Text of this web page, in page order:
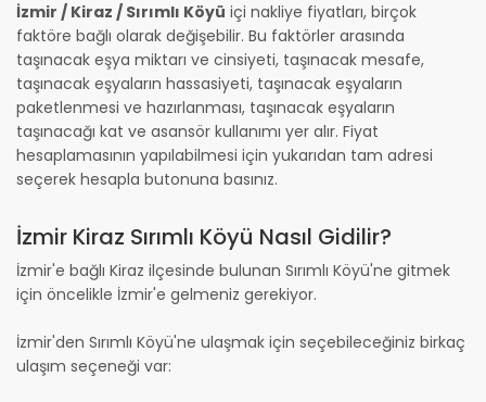
İzmir / Kiraz / Sırımlı Köyü içi nakliye fiyatları, birçok
faktöre bağlı olarak değişebilir. Bu faktörler arasında
taşınacak eşya miktarı ve cinsiyeti, taşınacak mesafe,
taşınacak eşyaların hassasiyeti, taşınacak eşyaların
paketlenmesi ve hazırlanması, taşınacak eşyaların
taşınacağı kat ve asansör kullanımı yer alır. Fiyat
hesaplamasının yapılabilmesi için yukarıdan tam adresi
seçerek hesapla butonuna basınız.
İzmir Kiraz Sırımlı Köyü Nasıl Gidilir?
İzmir'e bağlı Kiraz ilçesinde bulunan Sırımlı Köyü'ne gitmek
için öncelikle İzmir'e gelmeniz gerekiyor.
İzmir'den Sırımlı Köyü'ne ulaşmak için seçebileceğiniz birkaç
ulaşım seçeneği var: